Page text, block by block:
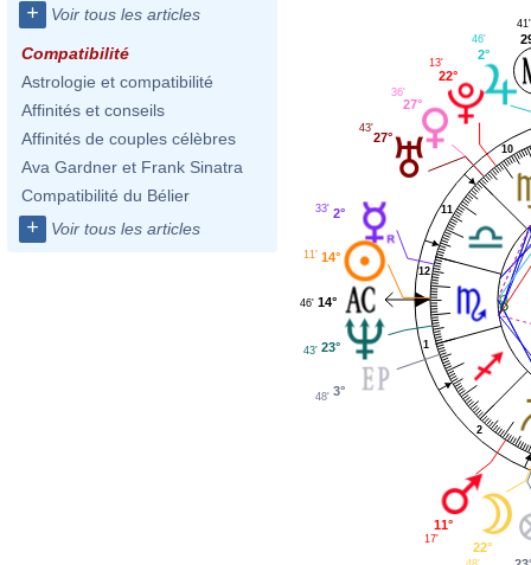
+ Voir tous les articles
Compatibilité
Astrologie et compatibilité
Affinités et conseils
Affinités de couples célèbres
Ava Gardner et Frank Sinatra
Compatibilité du Bélier
+ Voir tous les articles
1
2
10
11
12
41'
2°
46'
22°
13'
27°
36'
27°
43'
2°
33'
14°
11'
14°
46'
23°
43'
3°
48'
11°
17'
22°